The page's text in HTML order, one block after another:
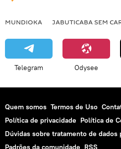
MUNDIOKA JABUTICABA SEM
Telegram Odysee
Quem somos Termos de Uso
Política de privacidade Política de
Dúvidas sobre tratamento de dados
Padrões da comunidade RSS